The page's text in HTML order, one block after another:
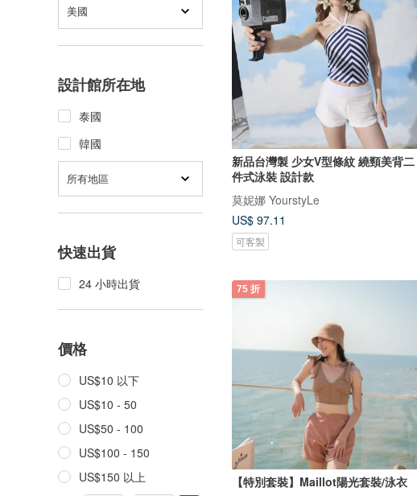
美國
設計館所在地
泰國
韓國
所有地區
快速出貨
24 小時出貨
價格
US$10 以下
US$10 - 50
US$50 - 100
US$100 - 150
US$150 以上
新品台灣製 少女V型條紋 繞頸美背二
件式泳裝 設計款
莫妮娜 YourstyLe
US$ 97.11
可客製
75 折
【特別套裝】Maillot陽光套裝/泳衣